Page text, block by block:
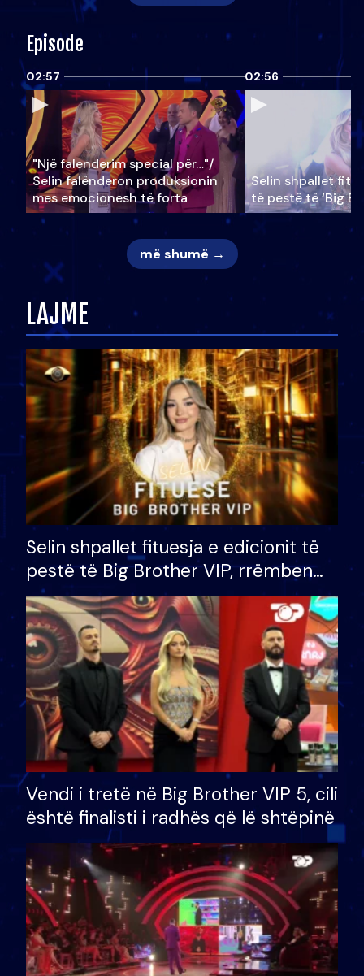
Episode
02:57
"Një falenderim special për…"/
Selin falënderon produksionin
mes emocionesh të forta
02:56
Selin shpallet
të pestë të ‘Big
më shumë →
LAJME
Selin shpallet fituesja e edicionit të
pestë të Big Brother VIP, rrëmben
çmimin e madh prej 100 mijë eurosh
Vendi i tretë në Big Brother VIP 5, cili
është finalisti i radhës që lë shtëpinë